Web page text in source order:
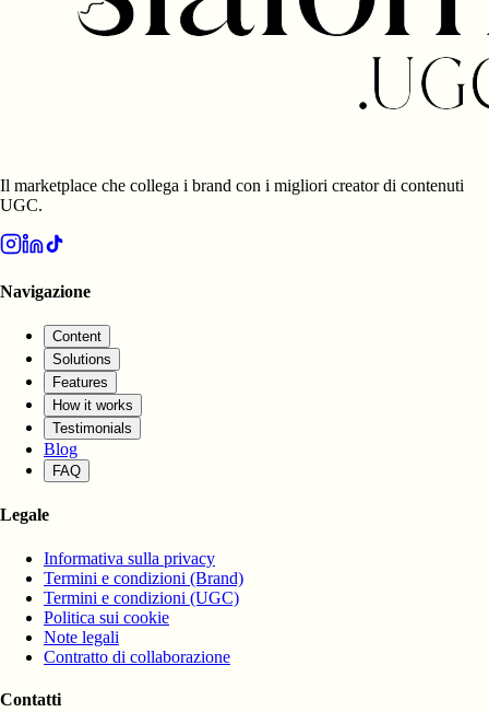
Il marketplace che collega i brand con i migliori creator di contenuti
UGC.
Navigazione
Content
Solutions
Features
How it works
Testimonials
Blog
FAQ
Legale
Informativa sulla privacy
Termini e condizioni (Brand)
Termini e condizioni (UGC)
Politica sui cookie
Note legali
Contratto di collaborazione
Contatti